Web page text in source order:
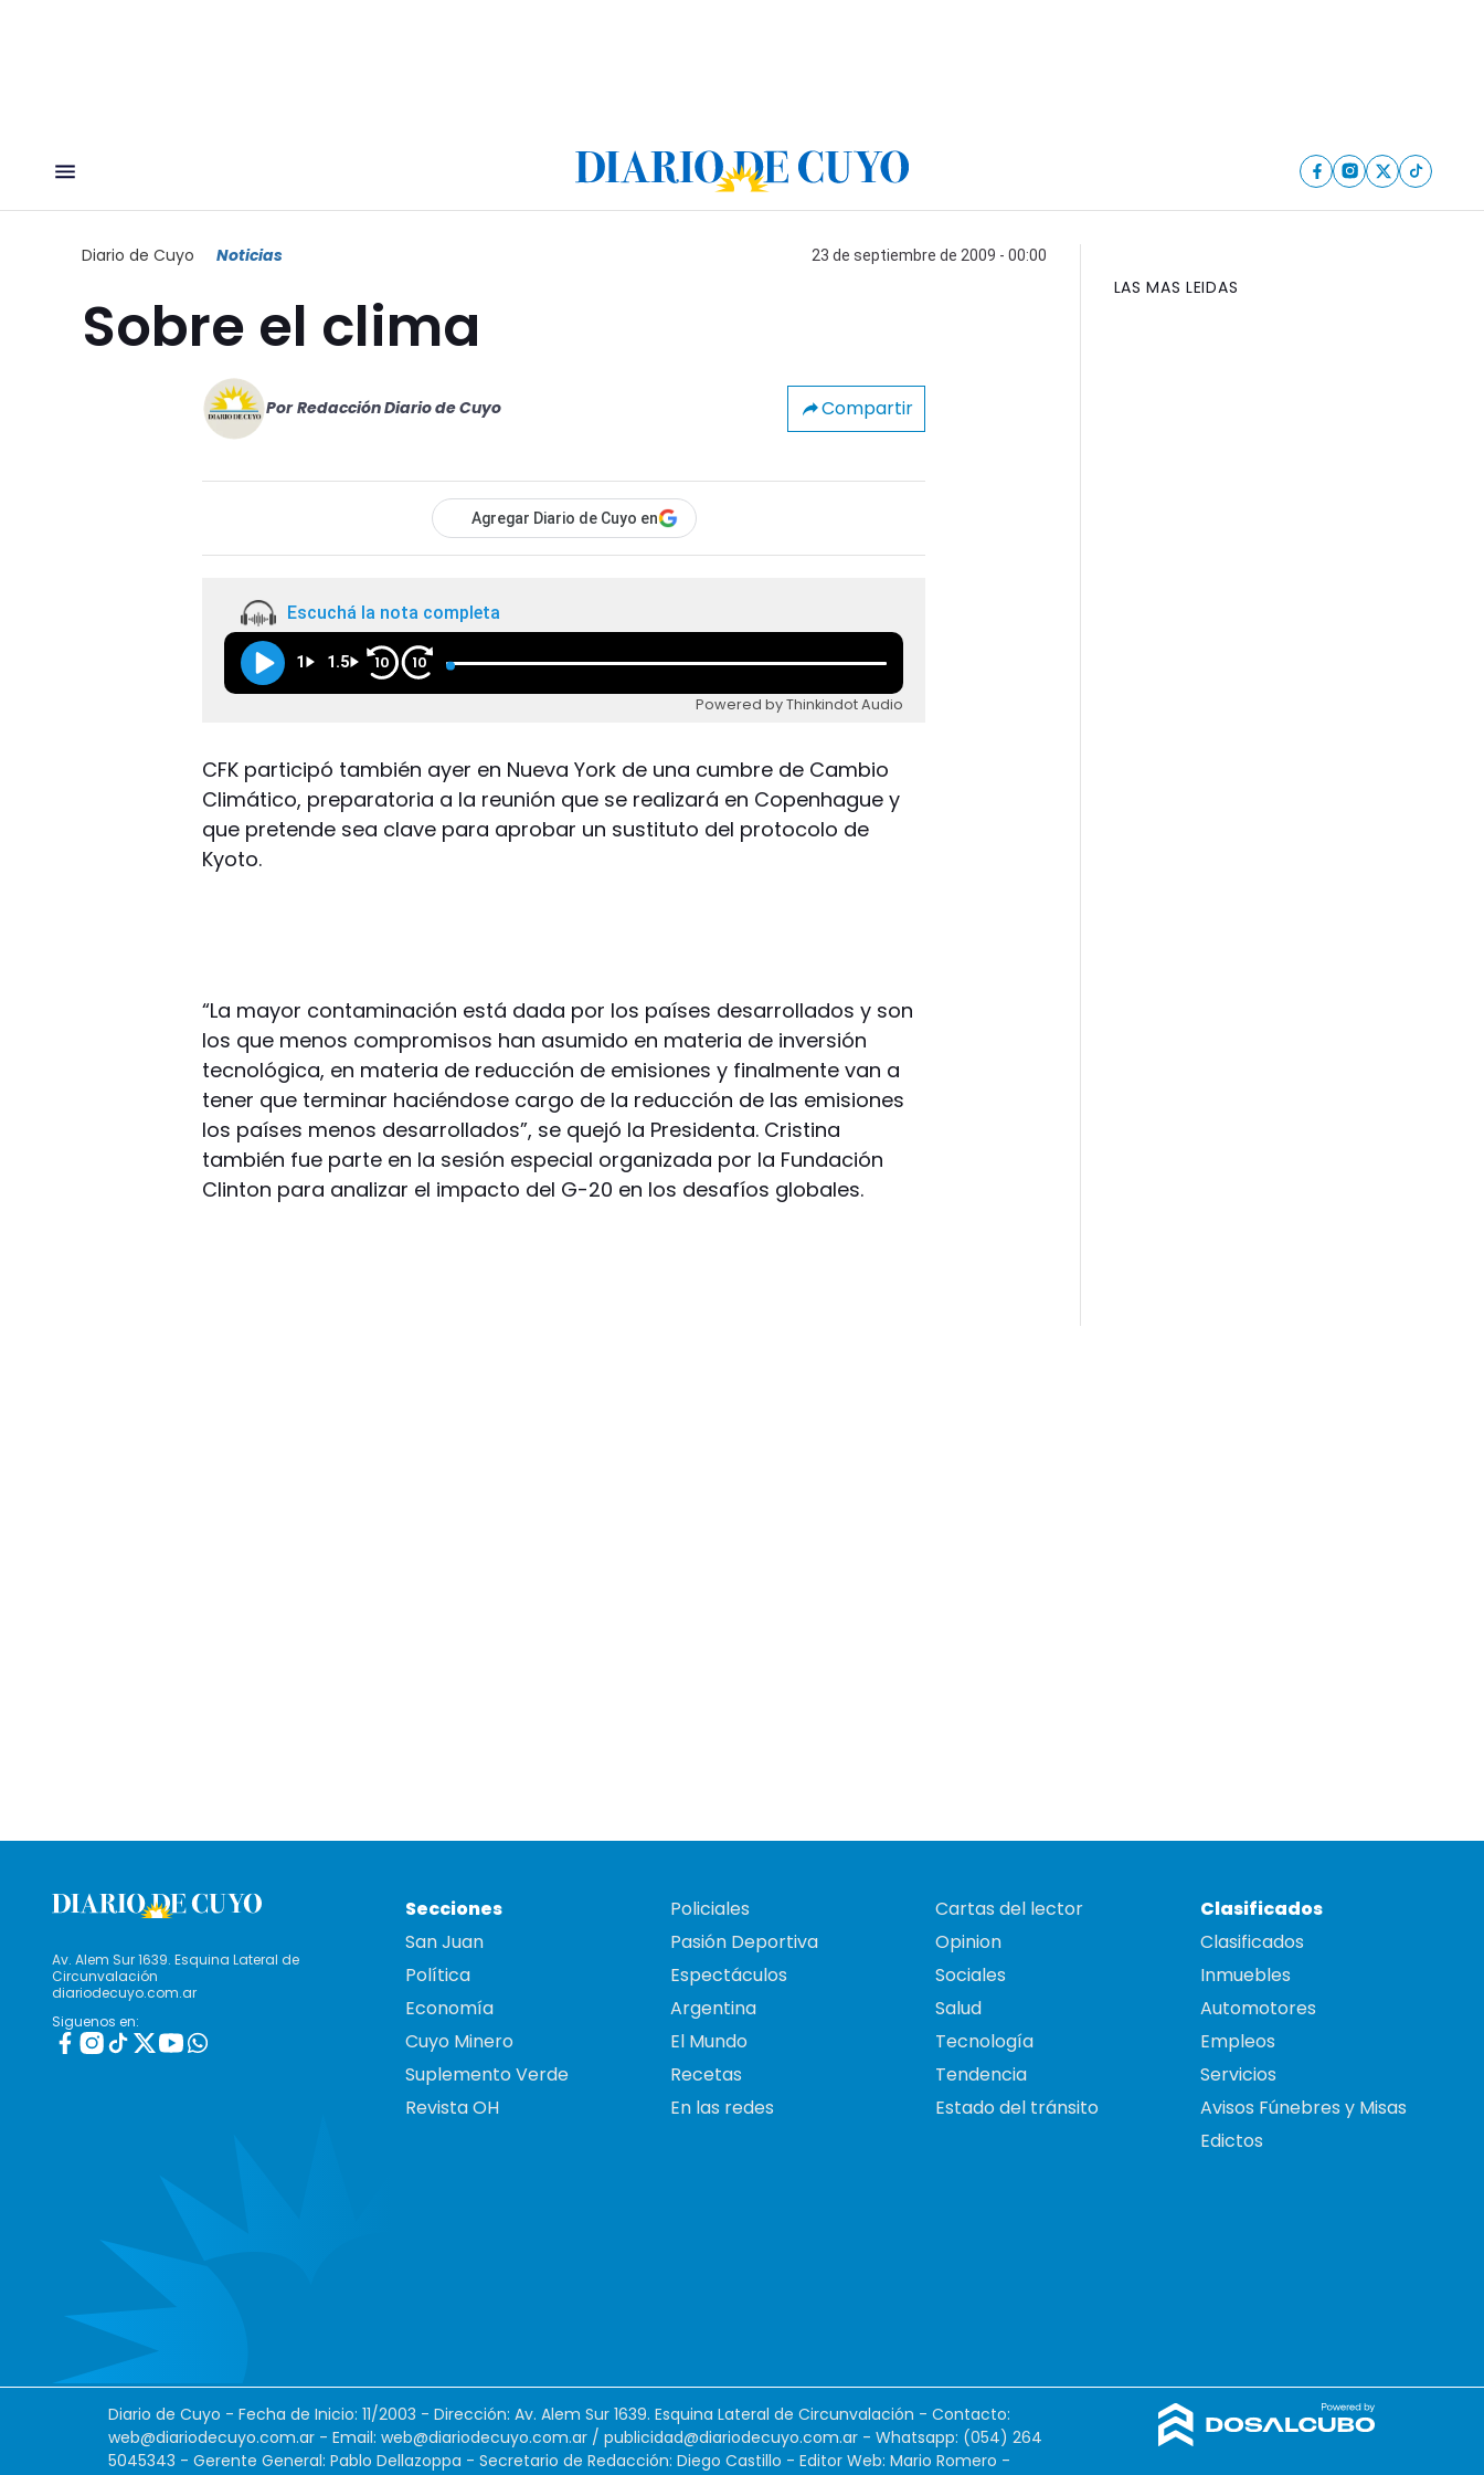
Diario de Cuyo Noticias 23 de septiembre de 2009 - 00:00
Sobre el clima
Por Redacción Diario de Cuyo Compartir
Agregar Diario de Cuyo en
Escuchá la nota completa
1 1.5 10 10
Powered by Thinkindot Audio
CFK participó también ayer en Nueva York de una cumbre de Cambio
Climático, preparatoria a la reunión que se realizará en Copenhague y
que pretende sea clave para aprobar un sustituto del protocolo de
Kyoto.
“La mayor contaminación está dada por los países desarrollados y son
los que menos compromisos han asumido en materia de inversión
tecnológica, en materia de reducción de emisiones y finalmente van a
tener que terminar haciéndose cargo de la reducción de las emisiones
los países menos desarrollados”, se quejó la Presidenta. Cristina
también fue parte en la sesión especial organizada por la Fundación
Clinton para analizar el impacto del G-20 en los desafíos globales.
LAS MAS LEIDAS
Av. Alem Sur 1639. Esquina Lateral de
Circunvalación
diariodecuyo.com.ar
Siguenos en:
Secciones
San Juan
Política
Economía
Cuyo Minero
Suplemento Verde
Revista OH
Policiales
Pasión Deportiva
Espectáculos
Argentina
El Mundo
Recetas
En las redes
Cartas del lector
Opinion
Sociales
Salud
Tecnología
Tendencia
Estado del tránsito
Clasificados
Clasificados
Inmuebles
Automotores
Empleos
Servicios
Avisos Fúnebres y Misas
Edictos
Diario de Cuyo - Fecha de Inicio: 11/2003 - Dirección: Av. Alem Sur 1639. Esquina Lateral de Circunvalación - Contacto:
web@diariodecuyo.com.ar - Email: web@diariodecuyo.com.ar / publicidad@diariodecuyo.com.ar - Whatsapp: (054) 264
5045343 - Gerente General: Pablo Dellazoppa - Secretario de Redacción: Diego Castillo - Editor Web: Mario Romero -